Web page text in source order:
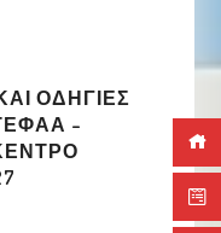
ΟΔΗΓΙΕΣ
–